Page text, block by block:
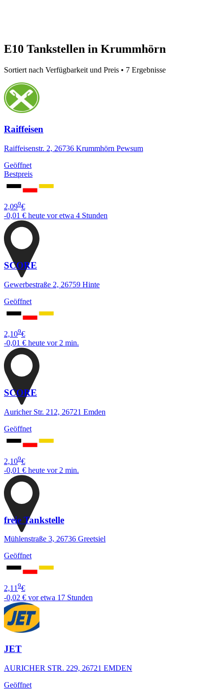
E10 Tankstellen in Krummhörn
Sortiert nach Verfügbarkeit und Preis • 7 Ergebnisse
Raiffeisen
Raiffeisenstr. 2, 26736 Krummhörn Pewsum
Geöffnet
Bestpreis
2,099€
-0,01 € heute vor etwa 4 Stunden
SCORE
Gewerbestraße 2, 26759 Hinte
Geöffnet
2,109€
-0,01 € heute vor 2 min.
SCORE
Auricher Str. 212, 26721 Emden
Geöffnet
2,109€
-0,01 € heute vor 2 min.
freie Tankstelle
Mühlenstraße 3, 26736 Greetsiel
Geöffnet
2,119€
-0,02 € vor etwa 17 Stunden
JET
AURICHER STR. 229, 26721 EMDEN
Geöffnet